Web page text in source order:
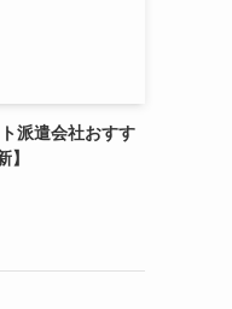
派遣会社おすす